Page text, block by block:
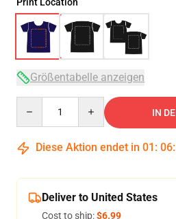
Größentabelle anzeigen
IN
Diese Aktion endet in 01 : 06:
Deliver to United States
Cost to ship:$6.99